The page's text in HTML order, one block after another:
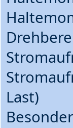
Last)